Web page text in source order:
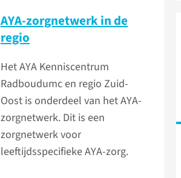
AYA-zorgnetwerk in de
regio
Het AYA Kenniscentrum
Radboudumc en regio Zuid-
Oost is onderdeel van het AYA-
zorgnetwerk. Dit is een
zorgnetwerk voor
leeftijdsspecifieke AYA-zorg.